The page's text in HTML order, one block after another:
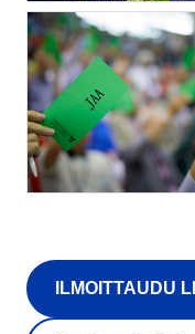
ILMOITTAUDU